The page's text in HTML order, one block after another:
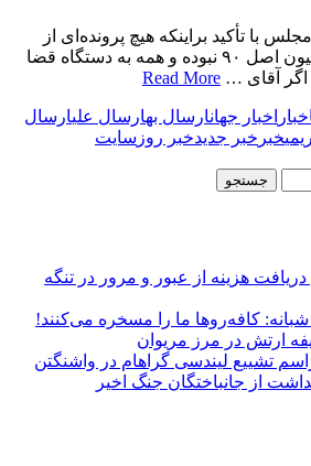
عضو کمیسیون اصل ۹۰ مجلس با تأکید براینکه هیچ پرونده‌ای از
فساد در فوتبال در کمیسیون اصل ۹۰ نبوده و همه به دستگاه قضا
آقای … Read More
اخبار جهانارسال بهارسال علیارسال
خبر خبر جدیدخبر روز سایت
دریافت هزینه از عبور و مرور در تنگه
کافه‌روها ما را مسخره می‌کنند!
ارتش در مرز مریوان
تشییع لیندسی گراهام در واشنگتن
از جانباختگان جنگ اخیر